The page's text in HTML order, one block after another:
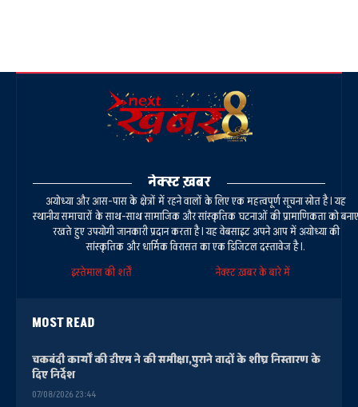
नेक्स्ट ख़बर
अयोध्या और आस-पास के क्षेत्रों में रहने वालों के लिए एक महत्वपूर्ण सूचना स्रोत है। यह
स्थानीय समाचारों के साथ-साथ सामाजिक और सांस्कृतिक घटनाओं की प्रामाणिकता को बनाए
रखते हुए उपयोगी जानकारी प्रदान करता है। यह वेबसाइट अपने आप में अयोध्या की
सांस्कृतिक और धार्मिक विरासत का एक डिजिटल दस्तावेज है।.
इस्तेमाल की शर्तें
नेक्स्ट ख़बर के बारे में
MOST READ
चकबंदी कार्यों की डीएम ने की समीक्षा,पुराने वादों के शीघ्र निस्तारण के
दिए निर्देश
07/08/2026 23:44